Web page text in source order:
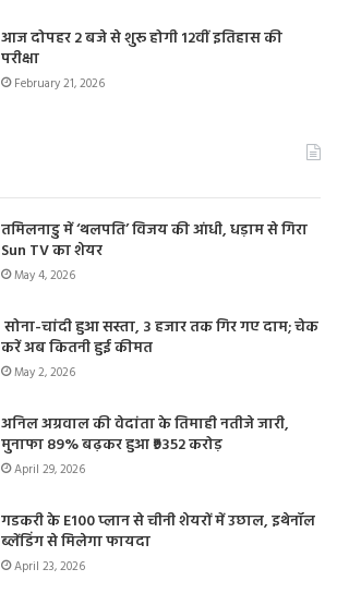
आज दोपहर 2 बजे से शुरू होगी 12वीं इतिहास की
परीक्षा
February 21, 2026
तमिलनाडु में ‘थलपति’ विजय की आंधी, धड़ाम से गिरा
Sun TV का शेयर
May 4, 2026
सोना-चांदी हुआ सस्ता, 3 हजार तक गिर गए दाम; चेक
करें अब कितनी हुई कीमत
May 2, 2026
अनिल अग्रवाल की वेदांता के तिमाही नतीजे जारी,
मुनाफा 89% बढ़कर हुआ ₹9352 करोड़
April 29, 2026
गडकरी के E100 प्लान से चीनी शेयरों में उछाल, इथेनॉल
ब्लेंडिंग से मिलेगा फायदा
April 23, 2026